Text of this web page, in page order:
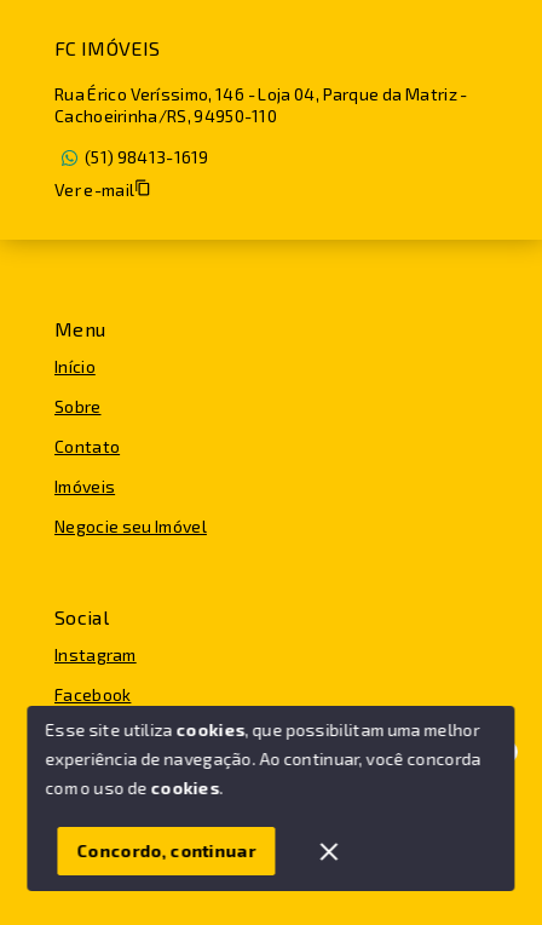
Olá! Vamos ajudar você a comprar o seu imóvel.
Menu
Início
Sobre
Contato
Imóveis
Negocie seu Imóvel
Social
Instagram
Facebook
© Copyright 2026 - FC IMÓVEIS - Todos os direitos
SITE PARA IMOBILIARIA
FC IMÓVEIS
Rua Érico Veríssimo, 146 - Loja 04, Parque da Matriz -
Cachoeirinha/RS, 94950-110
(51) 98413-1619
Ver e-mail
Esse site utiliza cookies, que possibilitam uma melhor
experiência de navegação.Ao continuar, você concorda
com o uso de cookies.
Concordo, continuar